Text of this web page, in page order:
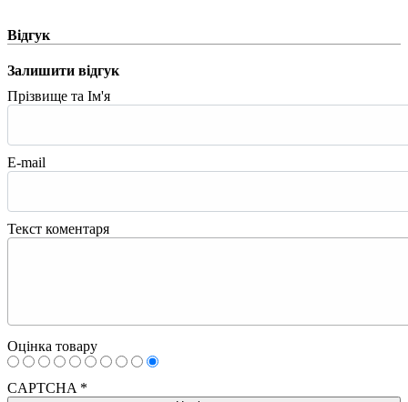
Відгук
Залишити відгук
Прізвище та Ім'я
E-mail
Текст коментаря
Оцінка товару
CAPTCHA *